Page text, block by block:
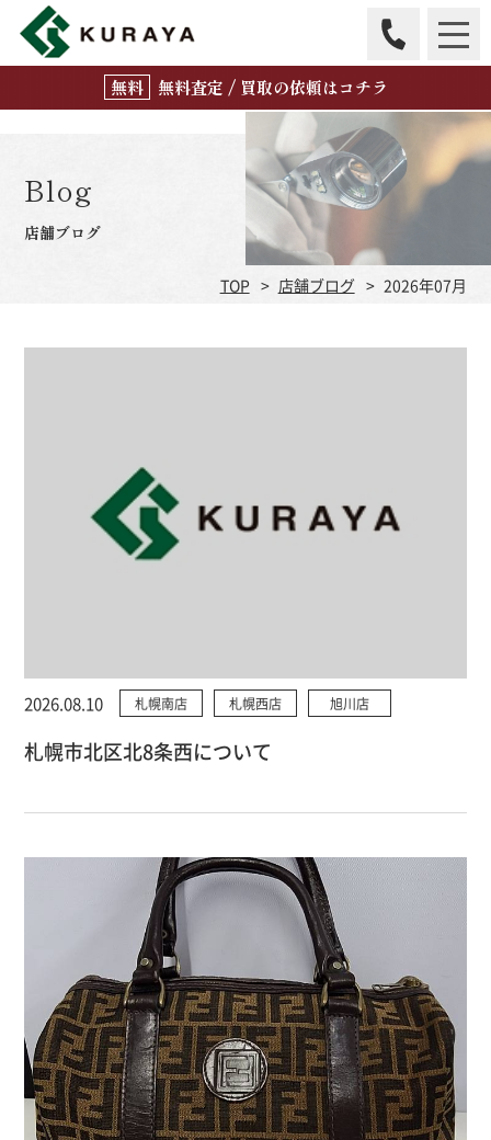
無料査定 / 買取の依頼はコチラ
Blog
店舗ブログ
TOP 店舗ブログ 2026年07月
2026.08.10 札幌南店 札幌西店 旭川店
札幌市北区北8条西について